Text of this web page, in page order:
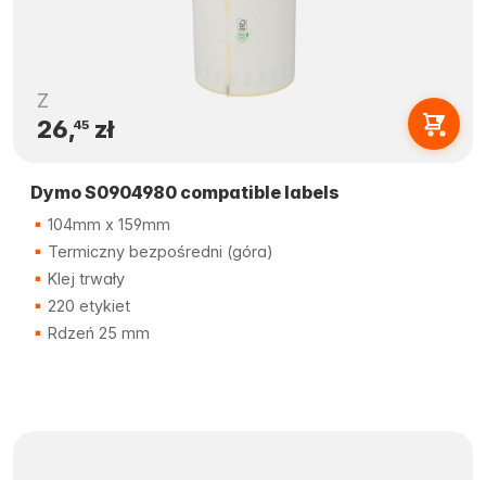
Z
26,45zł
Dymo S0904980 compatible labels
104mm x 159mm
Termiczny bezpośredni (góra)
Klej trwały
220 etykiet
Rdzeń 25 mm